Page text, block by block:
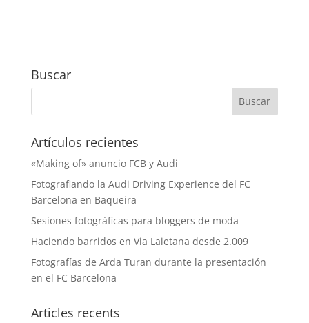
Buscar
Artículos recientes
«Making of» anuncio FCB y Audi
Fotografiando la Audi Driving Experience del FC
Barcelona en Baqueira
Sesiones fotográficas para bloggers de moda
Haciendo barridos en Via Laietana desde 2.009
Fotografías de Arda Turan durante la presentación
en el FC Barcelona
Articles recents